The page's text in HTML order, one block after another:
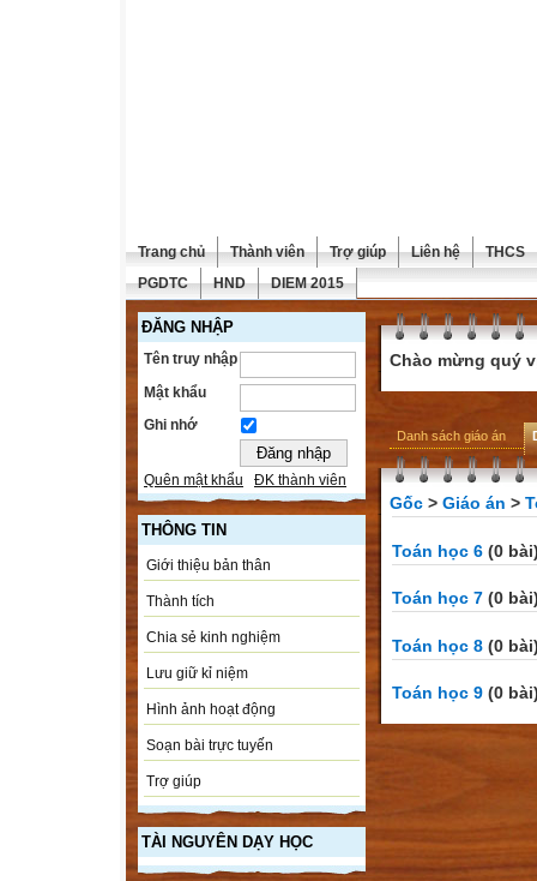
Trang chủ Thành viên Trợ giúp Liên hệ
THCS
PGDTC
HND DIEM 2015
ĐĂNG NHẬP
Tên truy nhập
Mật khẩu
Ghi nhớ
Quên mật khẩu ĐK thành viên
THÔNG TIN
Giới thiệu bản thân
Thành tích
Chia sẻ kinh nghiệm
Lưu giữ kỉ niệm
Hình ảnh hoạt động
Soạn bài trực tuyến
Trợ giúp
TÀI NGUYÊN DẠY HỌC
Chào mừng quý
Danh sách giáo án
Gốc > Giáo án >
Toán học 6 (0
Toán học 7 (0
Toán học 8 (0
Toán học 9 (0